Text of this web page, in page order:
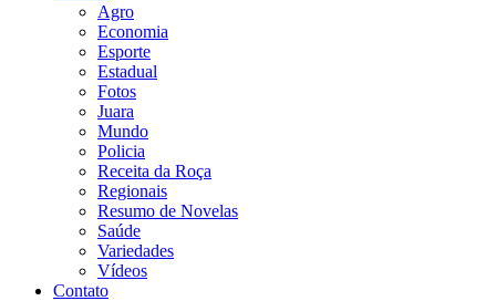
Agro
Economia
Esporte
Estadual
Fotos
Juara
Mundo
Policia
Receita da Roça
Regionais
Resumo de Novelas
Saúde
Variedades
Vídeos
Contato